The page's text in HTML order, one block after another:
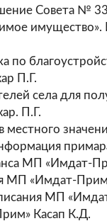
Совета №
по
П.Г.
села для
П.Г.
МП «Имдат-
МП «Имдат-
МП
Касап К.Д.